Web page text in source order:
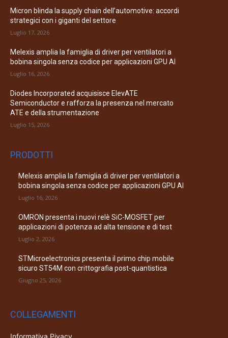
Micron blinda la supply chain dell’automotive: accordi
strategici con i giganti del settore
Luglio 17, 2026
Melexis amplia la famiglia di driver per ventilatori a
bobina singola senza codice per applicazioni GPU AI
Luglio 16, 2026
Diodes Incorporated acquisisce ElevATE
Semiconductor e rafforza la presenza nel mercato
ATE e della strumentazione
Luglio 15, 2026
PRODOTTI
Melexis amplia la famiglia di driver per ventilatori a
bobina singola senza codice per applicazioni GPU AI
Luglio 16, 2026
OMRON presenta i nuovi relè SiC-MOSFET per
applicazioni di potenza ad alta tensione e di test
Luglio 2, 2026
STMicroelectronics presenta il primo chip mobile
sicuro ST54M con crittografia post-quantistica
Giugno 25, 2026
COLLEGAMENTI
Informativa Pivacy